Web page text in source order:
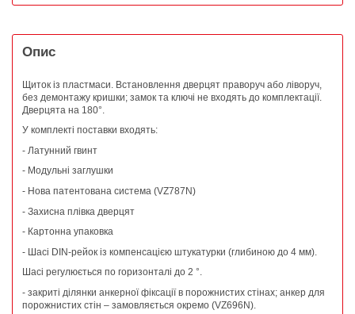
Опис
Щиток із пластмаси. Встановлення дверцят праворуч або ліворуч,
без демонтажу кришки; замок та ключі не входять до комплектації.
Дверцята на 180°.
У комплекті поставки входять:
- Латунний гвинт
- Модульні заглушки
- Нова патентована система (VZ787N)
- Захисна плівка дверцят
- Картонна упаковка
- Шасі DIN-рейок із компенсацією штукатурки (глибиною до 4 мм).
Шасі регулюється по горизонталі до 2 °.
- закриті ділянки анкерної фіксації в порожнистих стінах; анкер для
порожнистих стін – замовляється окремо (VZ696N).